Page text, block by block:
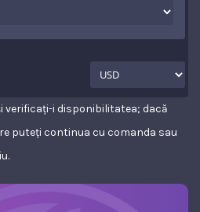
verificați-i disponibilitatea; dacă
puteți continua cu comanda sau